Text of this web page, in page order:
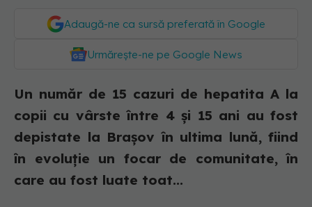
Adaugă-ne ca sursă preferată în Google
Urmărește-ne pe Google News
Un număr de 15 cazuri de hepatita A la
copii cu vârste între 4 şi 15 ani au fost
depistate la Braşov în ultima lună, fiind
în evoluţie un focar de comunitate, în
care au fost luate toat...